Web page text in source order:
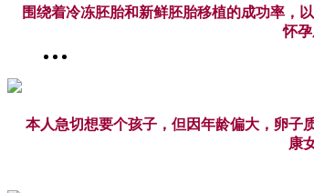
围绕着冷冻胚胎和新鲜胚胎移植的成功率，
怀
本人急切想要个孩子，但因年龄偏大，卵子
康